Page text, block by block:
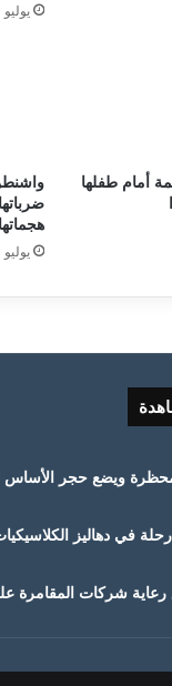
يوليو 31, 2026
أمام طفلها
يوليو 20, 2026
ويضع حجر
في دهاليز
رعاية شركات